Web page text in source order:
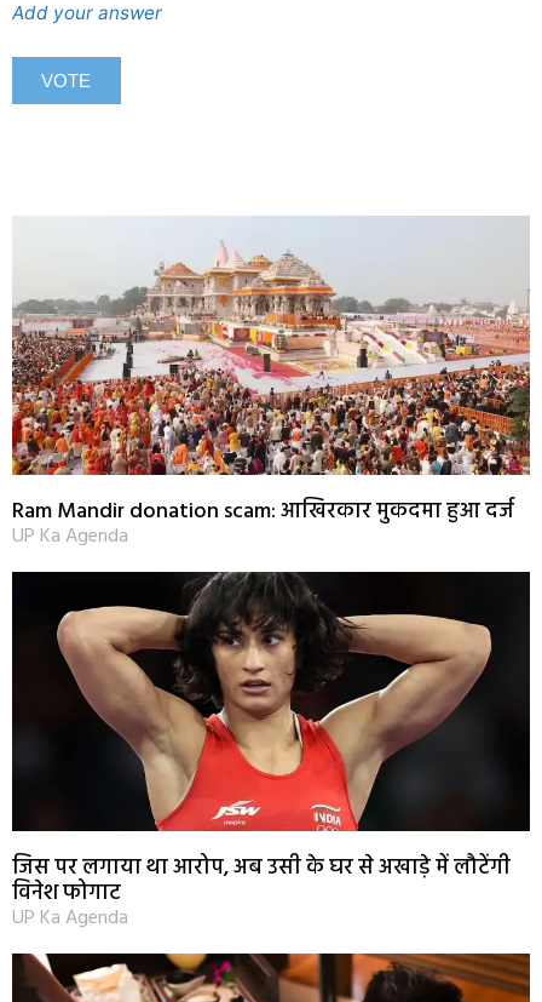
Add your answer
Ram Mandir donation scam: आखिरकार मुकदमा हुआ दर्ज
UP Ka Agenda
जिस पर लगाया था आरोप, अब उसी के घर से अखाड़े में लौटेंगी
विनेश फोगाट
UP Ka Agenda